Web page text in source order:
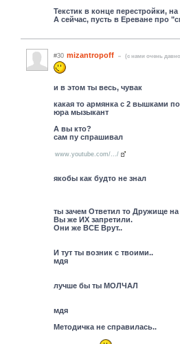
Текстик в конце перестройки,
А сейчас, пусть в Ереване про
#30 mizantropoff (c нами очень
и в этом ты весь, чувак
какая то армянка с 2 вышками
юра мызыкант
А вы кто?
сам пу спрашивал
www.youtube.com/.../
якобы как будто не знал
ты зачем Ответил то Дружище
Вы же ИХ запретили.
Они же ВСЕ Врут..
И тут ты возник с твоими..
мдя
лучше бы ты МОЛЧАЛ
мдя
Методичка не справилась..